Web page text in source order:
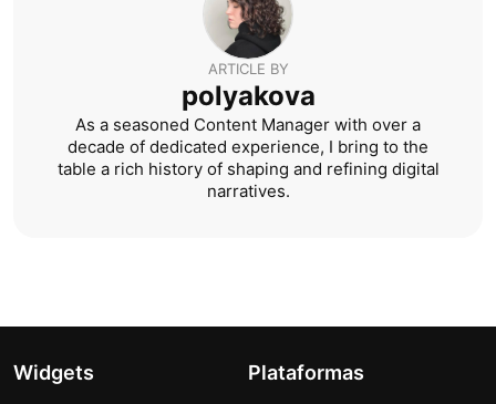
ARTICLE BY
polyakova
As a seasoned Content Manager with over a
decade of dedicated experience, I bring to the
table a rich history of shaping and refining digital
narratives.
Widgets Plataformas